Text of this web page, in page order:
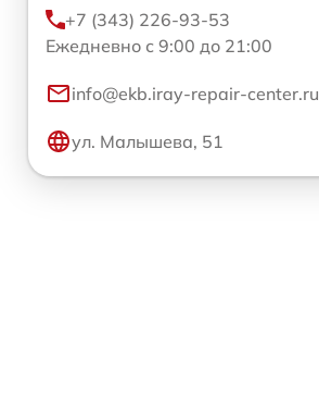
+7 (343) 226-93-53
Ежедневно с 9:00 до 21:00
info@ekb.iray-repair-center.ru
ул. Малышева, 51